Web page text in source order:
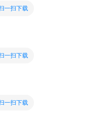
一扫下载
一扫下载
一扫下载